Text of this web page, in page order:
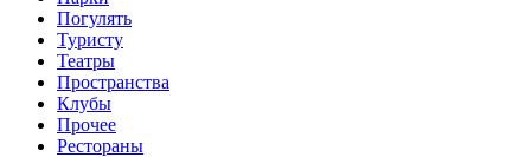
Погулять
Туристу
Театры
Пространства
Клубы
Прочее
Рестораны